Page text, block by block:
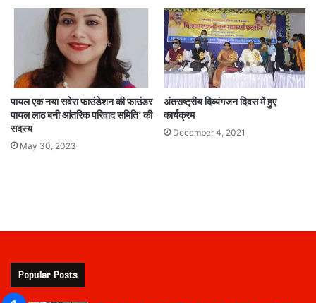
पायल एक नया सवेरा फाउंडेशन की फाउंडर
पायल लाठ बनी आंतरिक परिवाद समिति’ की
सदस्य
May 30, 2023
अंतराष्ट्रीय दिव्यंगजन दिवस में हुए
कार्यक्रम
December 4, 2021
Popular Posts